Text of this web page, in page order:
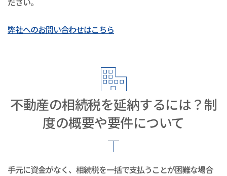
弊社へのお問い合わせはこちら
不動産の相続税を延納するには？制
度の概要や要件について
手元に資金がなく、相続税を一括で支払うことが困難な場合